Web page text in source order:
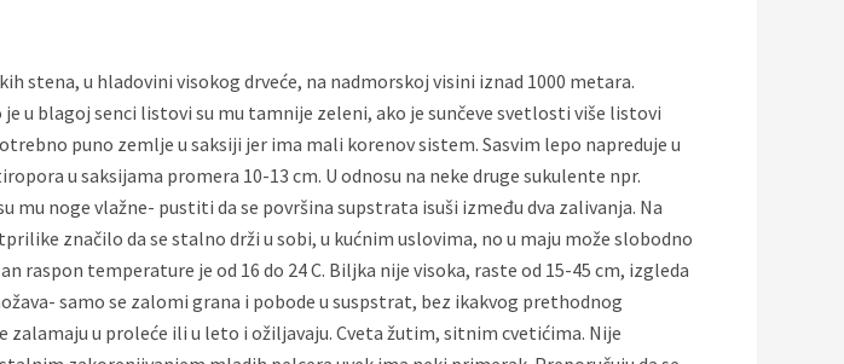
stena, u hladovini visokog drveće, na nadmorskoj visini iznad 1000 metara.
u blagoj senci listovi su mu tamnije zeleni, ako je sunčeve svetlosti više listovi
puno zemlje u saksiji jer ima mali korenov sistem. Sasvim lepo napreduje u
u saksijama promera 10-13 cm. U odnosu na neke druge sukulente npr.
mu noge vlažne- pustiti da se površina supstrata isuši između dva zalivanja. Na
značilo da se stalno drži u sobi, u kućnim uslovima, no u maju može slobodno
raspon temperature je od 16 do 24 C. Biljka nije visoka, raste od 15-45 cm, izgleda
samo se zalomi grana i pobode u suspstrat, bez ikakvog prethodnog
zalamaju u proleće ili u leto i ožiljavaju. Cveta žutim, sitnim cvetićima. Nije